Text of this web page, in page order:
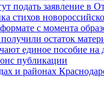
подать заявление
стихов
с момента
остаток
единое пособие на
публикации
и районах